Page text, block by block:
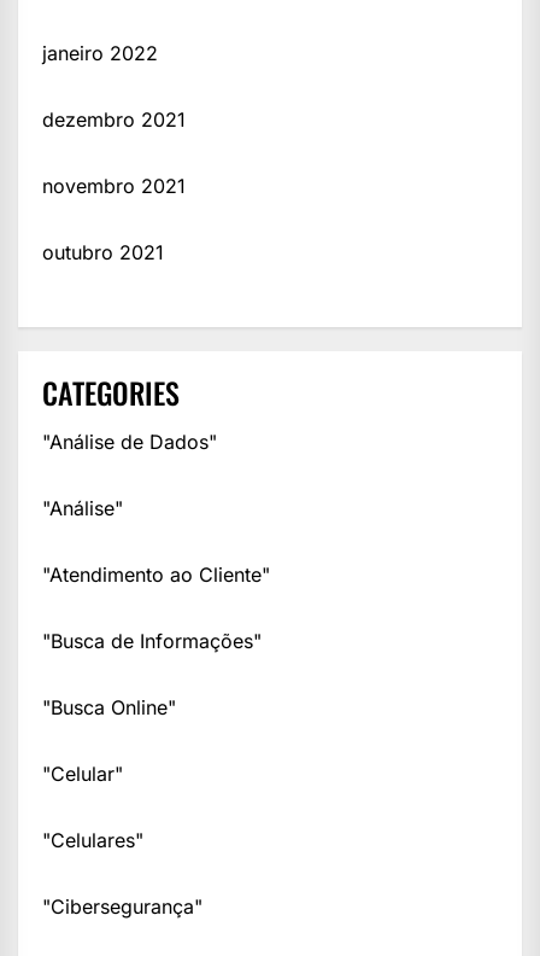
janeiro 2022
dezembro 2021
novembro 2021
outubro 2021
CATEGORIES
"Análise de Dados"
"Análise"
"Atendimento ao Cliente"
"Busca de Informações"
"Busca Online"
"Celular"
"Celulares"
"Cibersegurança"